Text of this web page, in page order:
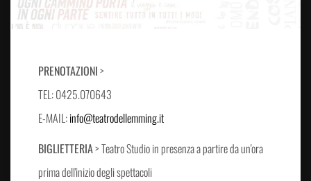
PRENOTAZIONI>
TEL: 0425.070643
E-MAIL:info@teatrodellemming.it
BIGLIETTERIA> Teatro Studio in presenza a partire da un'ora
prima dell'inizio degli spettacoli